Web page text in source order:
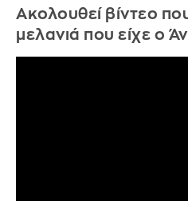
Ακολουθεί βίντεο
μελανιά που είχε ο